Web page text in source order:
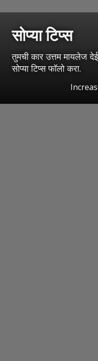
सोप्या टिप्स
तुमची कार उत्तम मायलेज
सोप्या टिप्स फॉलो करा.